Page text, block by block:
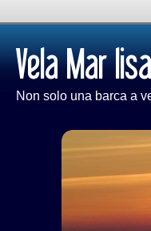
Non solo una barca a